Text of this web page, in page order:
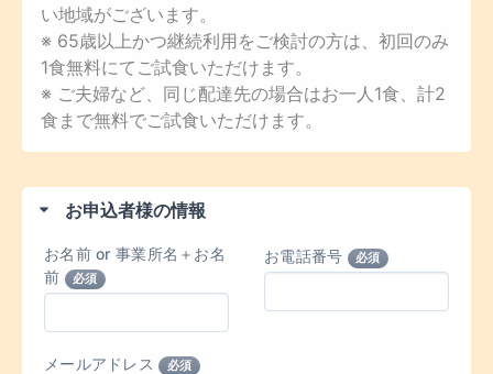
い地域がございます。
※ 65歳以上かつ継続利用をご検討の方は、初回のみ
1食無料にてご試食いただけます。
※ ご夫婦など、同じ配達先の場合はお一人1食、計2
食まで無料でご試食いただけます。
お申込者様の情報
お名前 or 事業所名＋お名
前
必須
お電話番号 必須
メールアドレス 必須